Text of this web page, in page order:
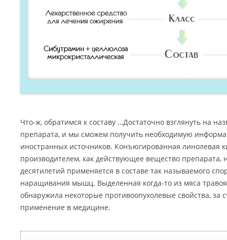
Что-ж, обратимся к составу …Достаточно взглянуть на
препарата, и мы сможем получить необходимую
иностранных источников. Конъюгированная линолевая
производителем, как действующее вещество препарата,
десятилетий применяется в составе так называемого
наращивания мышц. Выделенная когда-то из мяса
обнаружила некоторые противоопухолевые свойства, за
применение в медицине.